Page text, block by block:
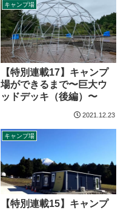
キャンプ場
【特別連載17】キャンプ
場ができるまで〜巨大ウ
ッドデッキ（後編）〜
2021.12.23
キャンプ場
【特別連載15】キャンプ